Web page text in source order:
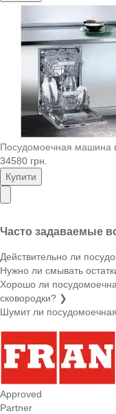
Посудомоечная машина
34580 грн.
Купити
Часто задаваемые
Действительно ли
Нужно ли смывать
Хорошо ли
сковородки? ❯
Шумит ли
Approved
Partner